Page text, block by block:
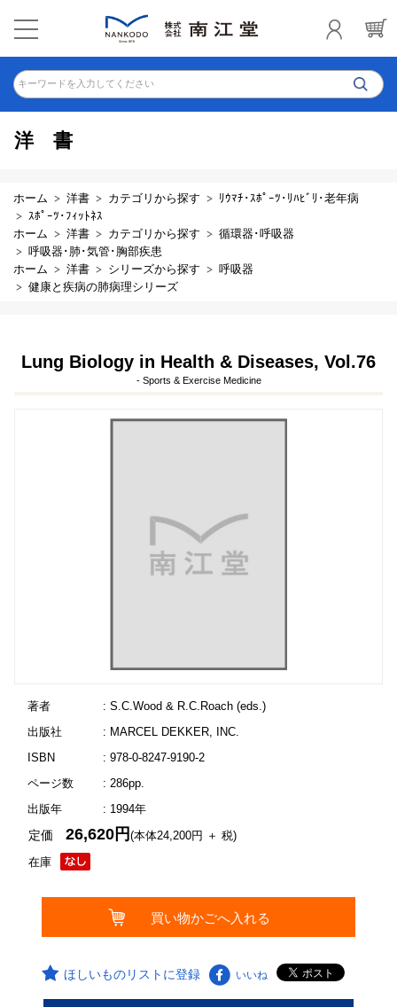
キーワードを入力してください
洋書
ホーム 洋書 カテゴリから探す
ﾘｳﾏﾁ･ｽﾎﾟｰﾂ･ﾘﾊﾋﾞﾘ･老年病
ｽﾎﾟｰﾂ･ﾌｨｯﾄﾈｽ
ホーム
洋書 カテゴリから探す
循環器･呼吸器
呼吸器･肺･気管･胸部疾患
ホーム
洋書 シリーズから探す
呼吸器
健康と疾病の肺病理シリーズ
Lung Biology in Health & Diseases, Vol.76
- Sports & Exercise Medicine
著者
: S.C.Wood & R.C.Roach (eds.)
出版社
: MARCEL DEKKER, INC.
ISBN
: 978-0-8247-9190-2
ページ数
: 286pp.
出版年
: 1994年
在庫
定価26,620円(本体24,200円 ＋ 税)
ほしいものリストに登録 いいね